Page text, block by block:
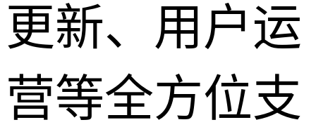
更新、用户运
营等全方位支